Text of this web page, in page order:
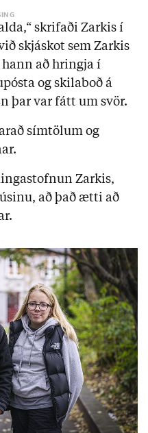
skrifaði Zarkis í
skjáskot sem Zarkis
að hringja í
og skilaboð á
þar var fátt um svör.
símtölum og
Zarkis,
að það ætti að